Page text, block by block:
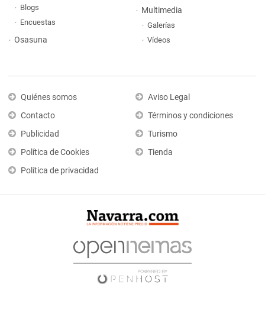
Blogs
Encuestas
Osasuna
Multimedia
Galerías
Vídeos
Quiénes somos
Contacto
Publicidad
Política de Cookies
Política de privacidad
Aviso Legal
Términos y condiciones
Turismo
Tienda